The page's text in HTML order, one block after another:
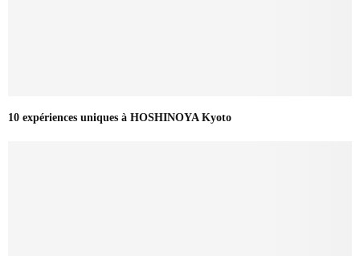
10 expériences uniques à HOSHINOYA Kyoto